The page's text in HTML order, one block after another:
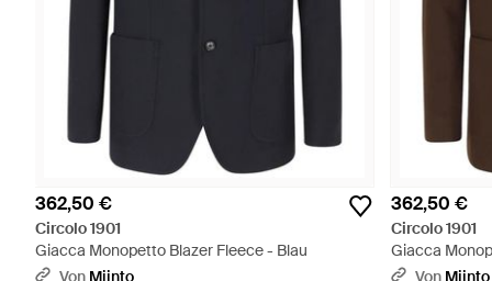
362,50 €
Circolo 1901
Giacca Monopetto Blazer Fleece - Blau
Von Miinto
362,50 €
Circolo 1901
Giacca
Von Miinto